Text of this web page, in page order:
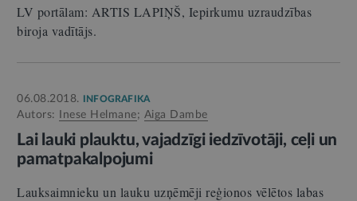
LV portālam: ARTIS LAPIŅŠ, Iepirkumu uzraudzības
biroja vadītājs.
06.08.2018. INFOGRAFIKA
Autors: Inese Helmane; Aiga Dambe
Lai lauki plauktu, vajadzīgi iedzīvotāji, ceļi un
pamatpakalpojumi
Lauksaimnieku un lauku uzņēmēji reģionos vēlētos labas